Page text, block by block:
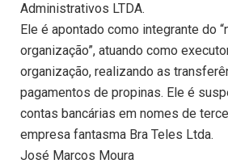
Administrativos LTDA.
Ele é apontado como integrante do
organização”, atuando como
organização, realizando as
pagamentos de propinas. Ele é
contas bancárias em nomes de
empresa fantasma Bra Teles Ltda.
José Marcos Moura